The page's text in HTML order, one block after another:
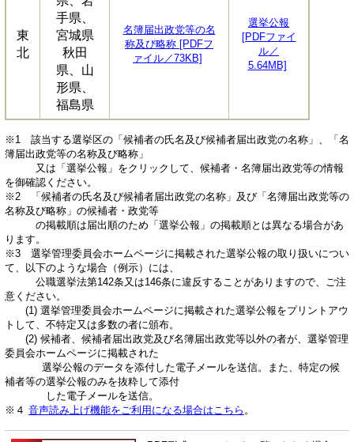
東
北
手県、
宮城県
秋田
県、山
形県、
福島県
名簿届出政党等の名
称及び略称 [PDFフ
ァイル／73KB]
選挙公報
[PDFファイ
ル／
5.64MB]
※1 該当する選挙区の「候補者の氏名及び候補者届出政党の名称」、「名
簿届出政党等の名称及び略称」
又は「選挙公報」をクリックして、候補者・名簿届出政党等の情報
を御確認ください。
※2 「候補者の氏名及び候補者届出政党の名称」及び「名簿届出政党等の
名称及び略称」の候補者・政党等
の掲載順は届出順のため「選挙公報」の掲載順とは異なる場合があ
ります。
※3 選挙管理委員会ホームページに掲載された選挙公報の取り扱いについ
て、以下のような場合（例示）には、
公職選挙法第142条又は146条に違反することがありますので、ご注
意ください。
(1) 選挙管理委員会ホームページに掲載された選挙公報をプリントアウ
トして、不特定又は多数の者に頒布。
(2) 候補者、候補者届出政党及び名簿届出政党等以外の者が、選挙管理
委員会ホームページに掲載された
選挙公報のデータを添付した電子メールを送信。また、特定の候
補者等の選挙公報のみを抜粋して添付
した電子メールを送信。
※４ 音声読み上げ機能をご利用になる場合はこちら 。